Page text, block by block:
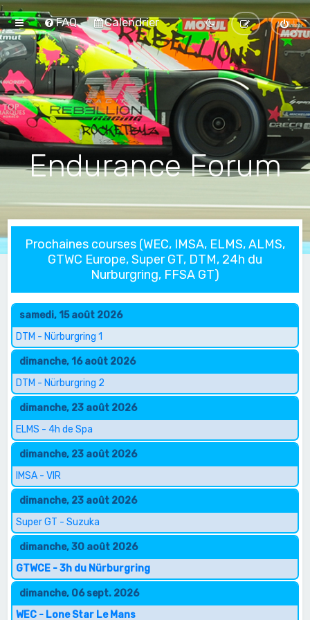
FAQ Calendrier
Endurance Forum
Prochaines courses (WEC, IMSA, ELMS, ALMS,
GTWC Europe, Super GT, DTM, 24h du
Nurburgring, FFSA GT)
samedi, 15 août 2026
DTM - Nürburgring 1
dimanche, 16 août 2026
DTM - Nürburgring 2
dimanche, 23 août 2026
ELMS - 4h de Spa
dimanche, 23 août 2026
IMSA - VIR
dimanche, 23 août 2026
Super GT - Suzuka
dimanche, 30 août 2026
GTWCE - 3h du Nürburgring
dimanche, 06 sept. 2026
WEC - Lone Star Le Mans